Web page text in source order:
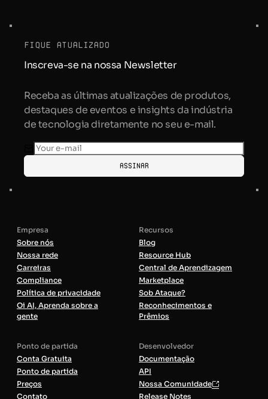
fique atualizado
Inscreva-se na nossa Newsletter
Receba as últimas atualizações de produtos,
destaques de eventos e insights da indústria
de tecnologia diretamente no seu e-mail.
Assinar
Empresa
Sobre nós
Nossa rede
Carreiras
Compliance
Política de privacidade
Oi AI, Aprenda sobre a
gente
Recursos
Blog
Resource Hub
Central de Aprendizagem
Marketplace
Sob Ataque?
Reconhecimentos e
Prêmios
Ponto de partida
Conta Gratuita
Ponto de partida
Preços
Contato
Desenvolvedor
Documentação
API
Nossa Comunidade
Release Notes